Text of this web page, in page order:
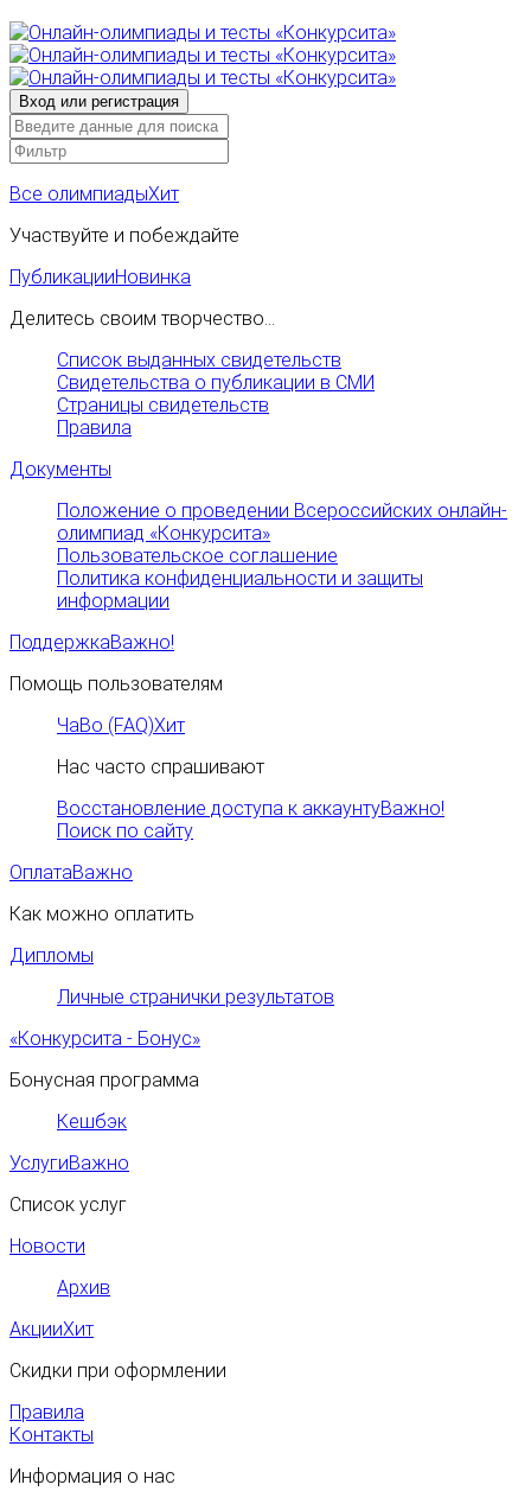
Все олимпиадыХит
Участвуйте и побеждайте
ПубликацииНовинка
Делитесь своим творчество...
Список выданных свидетельств
Свидетельства о публикации в СМИ
Страницы свидетельств
Правила
Документы
Положение о проведении Всероссийских онлайн-
олимпиад «Конкурсита»
Пользовательское соглашение
Политика конфиденциальности и защиты
информации
ПоддержкаВажно!
Помощь пользователям
ЧаВо (FAQ)Хит
Нас часто спрашивают
Восстановление доступа к аккаунтуВажно!
Поиск по сайту
ОплатаВажно
Как можно оплатить
Дипломы
Личные странички результатов
«Конкурсита - Бонус»
Бонусная программа
Кешбэк
УслугиВажно
Список услуг
Новости
Архив
АкцииХит
Скидки при оформлении
Правила
Контакты
Информация о нас